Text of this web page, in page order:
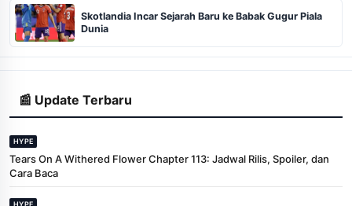
Skotlandia Incar Sejarah Baru ke Babak Gugur Piala
Dunia
📰 Update Terbaru
HYPE
Tears On A Withered Flower Chapter 113: Jadwal Rilis, Spoiler, dan
Cara Baca
HYPE